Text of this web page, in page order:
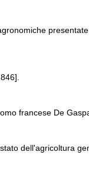
francese De
dell'agricoltura